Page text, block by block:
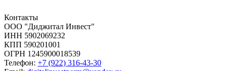
Контакты
ООО "Диджитал Инвест"
ИНН 5902069232
КПП 590201001
ОГРН 1245900018539
Телефон: +7 (922) 316-43-30